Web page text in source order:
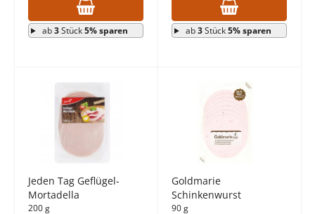
ab3Stück5% sparen ab3Stück5% sparen
Jeden Tag Geflügel-
Mortadella
200 g
Goldmarie
Schinkenwurst
90 g